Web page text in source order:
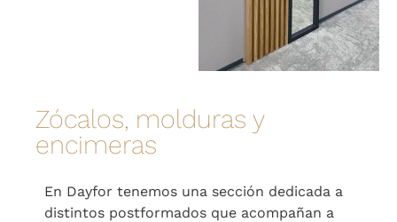
Zócalos, molduras y
encimeras
En Dayfor tenemos una sección dedicada a
distintos postformados que acompañan a